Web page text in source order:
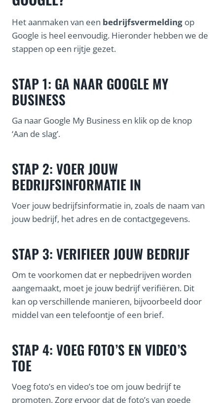
Het aanmaken van een bedrijfsvermelding op
Google is heel eenvoudig. Hieronder hebben we de
stappen op een rijtje gezet.
STAP 1: GA NAAR GOOGLE MY
BUSINESS
Ga naar Google My Business en klik op de knop
‘Aan de slag’.
STAP 2: VOER JOUW
BEDRIJFSINFORMATIE IN
Voer jouw bedrijfsinformatie in, zoals de naam van
jouw bedrijf, het adres en de contactgegevens.
STAP 3: VERIFIEER JOUW BEDRIJF
Om te voorkomen dat er nepbedrijven worden
aangemaakt, moet je jouw bedrijf verifiëren. Dit
kan op verschillende manieren, bijvoorbeeld door
middel van een telefoontje of een brief.
STAP 4: VOEG FOTO’S EN VIDEO’S
TOE
Voeg foto’s en video’s toe om jouw bedrijf te
promoten. Zorg ervoor dat de foto’s van goede